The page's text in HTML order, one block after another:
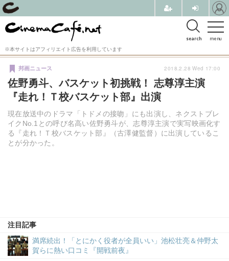
menu
search
※本サイトはアフィリエイト広告を利用しています
佐野勇斗、バスケット初挑戦！ 志尊淳主演
『走れ！Ｔ校バスケット部』出演
現在放送中のドラマ「トドメの接吻」にも出演し、ネクストブレ
イクNo.1との呼び名高い佐野勇斗が、志尊淳主演で実写映画化す
る『走れ！Ｔ校バスケット部』（古澤健監督）に出演しているこ
とが分かった。
邦画ニュース
注目記事
満席続出！「とにかく役者が全員いい」池松壮亮＆仲野太
賀らに熱い口コミ『開戦前夜』
2018.2.28 Wed 17:00